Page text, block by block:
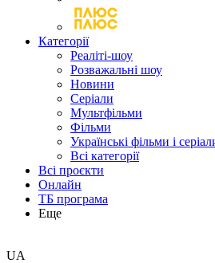
Категорії
Реаліті-шоу
Розважальні шоу
Новини
Серіали
Мультфільми
Фільми
Українські фільми і
Всі категорії
Всі проєкти
Онлайн
ТБ програма
Еще
UA